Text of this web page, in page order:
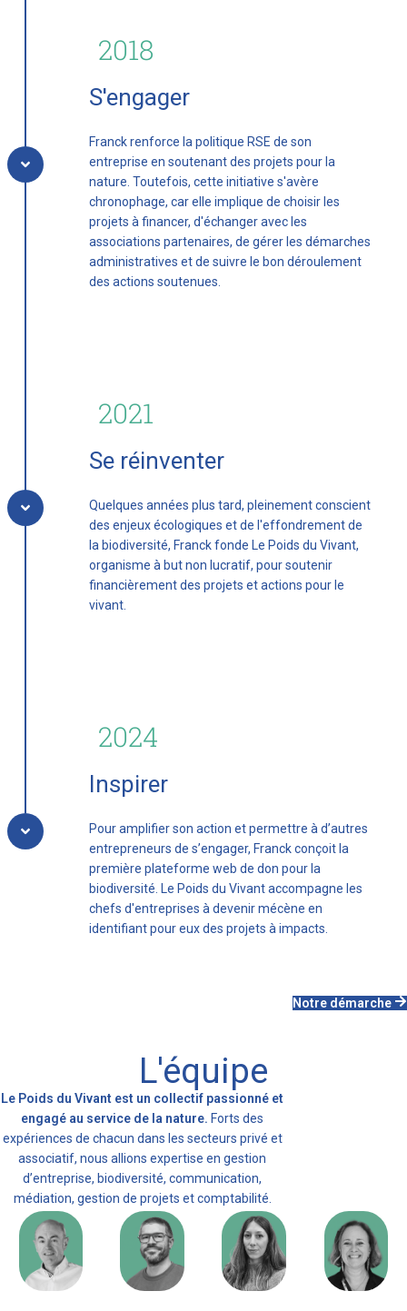
2018
S'engager
Franck renforce la politique RSE de son
entreprise en soutenant des projets pour la
nature. Toutefois, cette initiative s'avère
chronophage, car elle implique de choisir les
projets à financer, d'échanger avec les
associations partenaires, de gérer les démarches
administratives et de suivre le bon déroulement
des actions soutenues.
2021
Se réinventer
Quelques années plus tard, pleinement conscient
des enjeux écologiques et de l'effondrement de
la biodiversité, Franck fonde Le Poids du Vivant,
organisme à but non lucratif, pour soutenir
financièrement des projets et actions pour le
vivant.
2024
Inspirer
Pour amplifier son action et permettre à d’autres
entrepreneurs de s’engager, Franck conçoit la
première plateforme web de don pour la
biodiversité. Le Poids du Vivant accompagne les
chefs d'entreprises à devenir mécène en
identifiant pour eux des projets à impacts.
Notre démarche
L'équipe
Le Poids du Vivant est un collectif passionné et
engagé au service de la nature. Forts des
expériences de chacun dans les secteurs privé et
associatif,nous allions expertise en gestion
d’entreprise, biodiversité, communication,
médiation, gestion de projets et comptabilité.